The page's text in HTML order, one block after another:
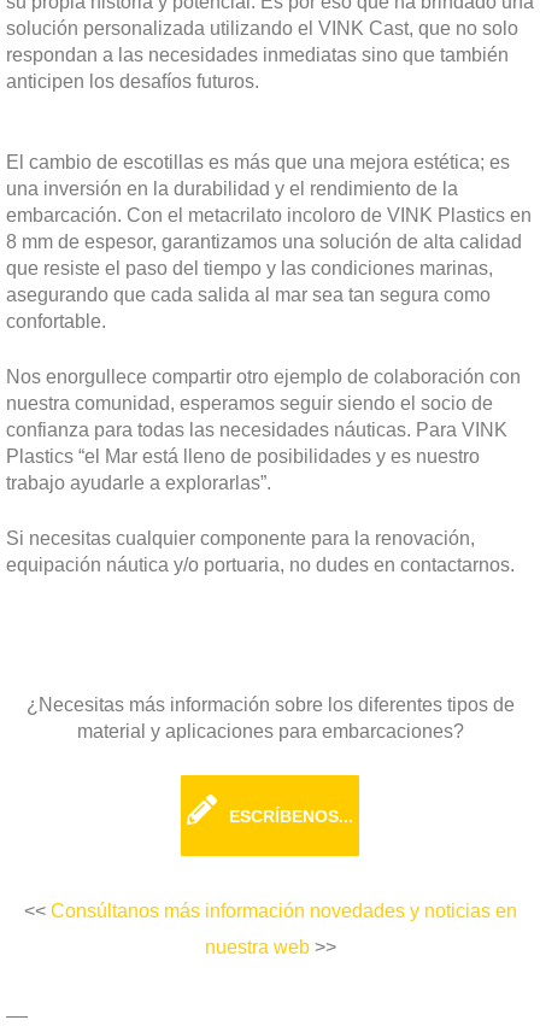
solución personalizada utilizando el VINK Cast, que no solo
respondan a las necesidades inmediatas sino que también
anticipen los desafíos futuros.
El cambio de escotillas es más que una mejora estética; es
una inversión en la durabilidad y el rendimiento de la
embarcación. Con el metacrilato incoloro de VINK Plastics en
8 mm de espesor, garantizamos una solución de alta calidad
que resiste el paso del tiempo y las condiciones marinas,
asegurando que cada salida al mar sea tan segura como
confortable.
Nos enorgullece compartir otro ejemplo de colaboración con
nuestra comunidad, esperamos seguir siendo el socio de
confianza para todas las necesidades náuticas. Para VINK
Plastics “el Mar está lleno de posibilidades y es nuestro
trabajo ayudarle a explorarlas”.
Si necesitas cualquier componente para la renovación,
equipación náutica y/o portuaria, no dudes en contactarnos.
¿Necesitas más información sobre los diferentes tipos de
material y aplicaciones para embarcaciones?
ESCRÍBENOS...
<< Consúltanos más información novedades y noticias en
nuestra web>>